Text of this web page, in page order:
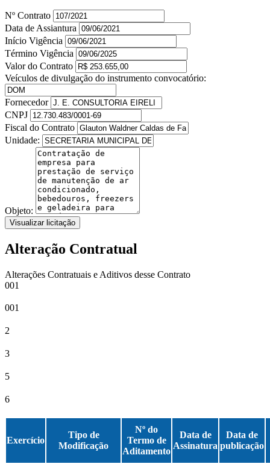
Nº Contrato
Data de Assiantura
Início Vigência
Término Vigência
Valor do Contrato
Veículos de divulgação do instrumento convocatório:
Fornecedor
CNPJ
Fiscal do Contrato
Unidade:
Objeto:
Visualizar licitação
Alteração Contratual
Alterações Contratuais e Aditivos desse Contrato
001
001
2
3
5
6
Exercício
Tipo de
Modificação
Nº do
Termo de
Aditamento
Data de
Assinatura
Data de
publicação